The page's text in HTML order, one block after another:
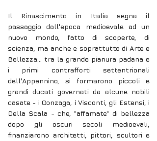
Il Rinascimento in Italia segna il
passaggio dall'epoca medioevale ad un
nuovo mondo, fatto di scoperte, di
scienza, ma anche e soprattutto di Arte e
Bellezza... tra la grande pianura padana e
i primi contrafforti settentrionali
dell'Appennino, si formarono piccoli e
grandi ducati governati da alcune nobili
casate - i Gonzaga, i Visconti, gli Estensi, i
Della Scala - che, "affamate" di bellezza
dopo gli oscuri secoli medioevali,
finanziarono architetti, pittori, scultori e